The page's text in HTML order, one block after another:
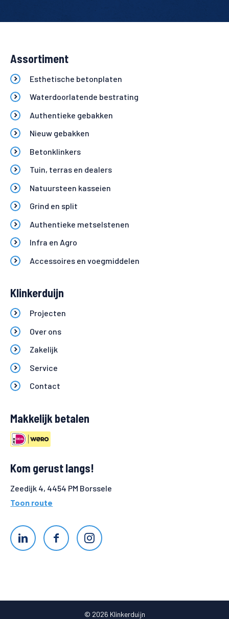
Assortiment
Esthetische betonplaten
Waterdoorlatende bestrating
Authentieke gebakken
Nieuw gebakken
Betonklinkers
Tuin, terras en dealers
Natuursteen kasseien
Grind en split
Authentieke metselstenen
Infra en Agro
Accessoires en voegmiddelen
Klinkerduijn
Projecten
Over ons
Zakelijk
Service
Contact
Makkelijk betalen
Kom gerust langs!
Zeedijk 4, 4454 PM Borssele
Toon route
© 2026 Klinkerduijn